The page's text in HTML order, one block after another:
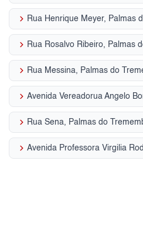
keyboard_arrow_right Rua Henrique Meyer, Palmas
keyboard_arrow_right Rua Rosalvo Ribeiro, Palmas
keyboard_arrow_right Rua Messina, Palmas do
keyboard_arrow_right
keyboard_arrow_right Rua Sena, Palmas do
keyboard_arrow_right